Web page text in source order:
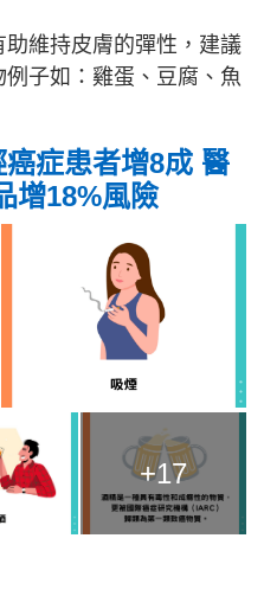
維持皮膚的彈性，建議
子如：雞蛋、豆腐、魚
症患者增8成 醫
增18%風險
+17